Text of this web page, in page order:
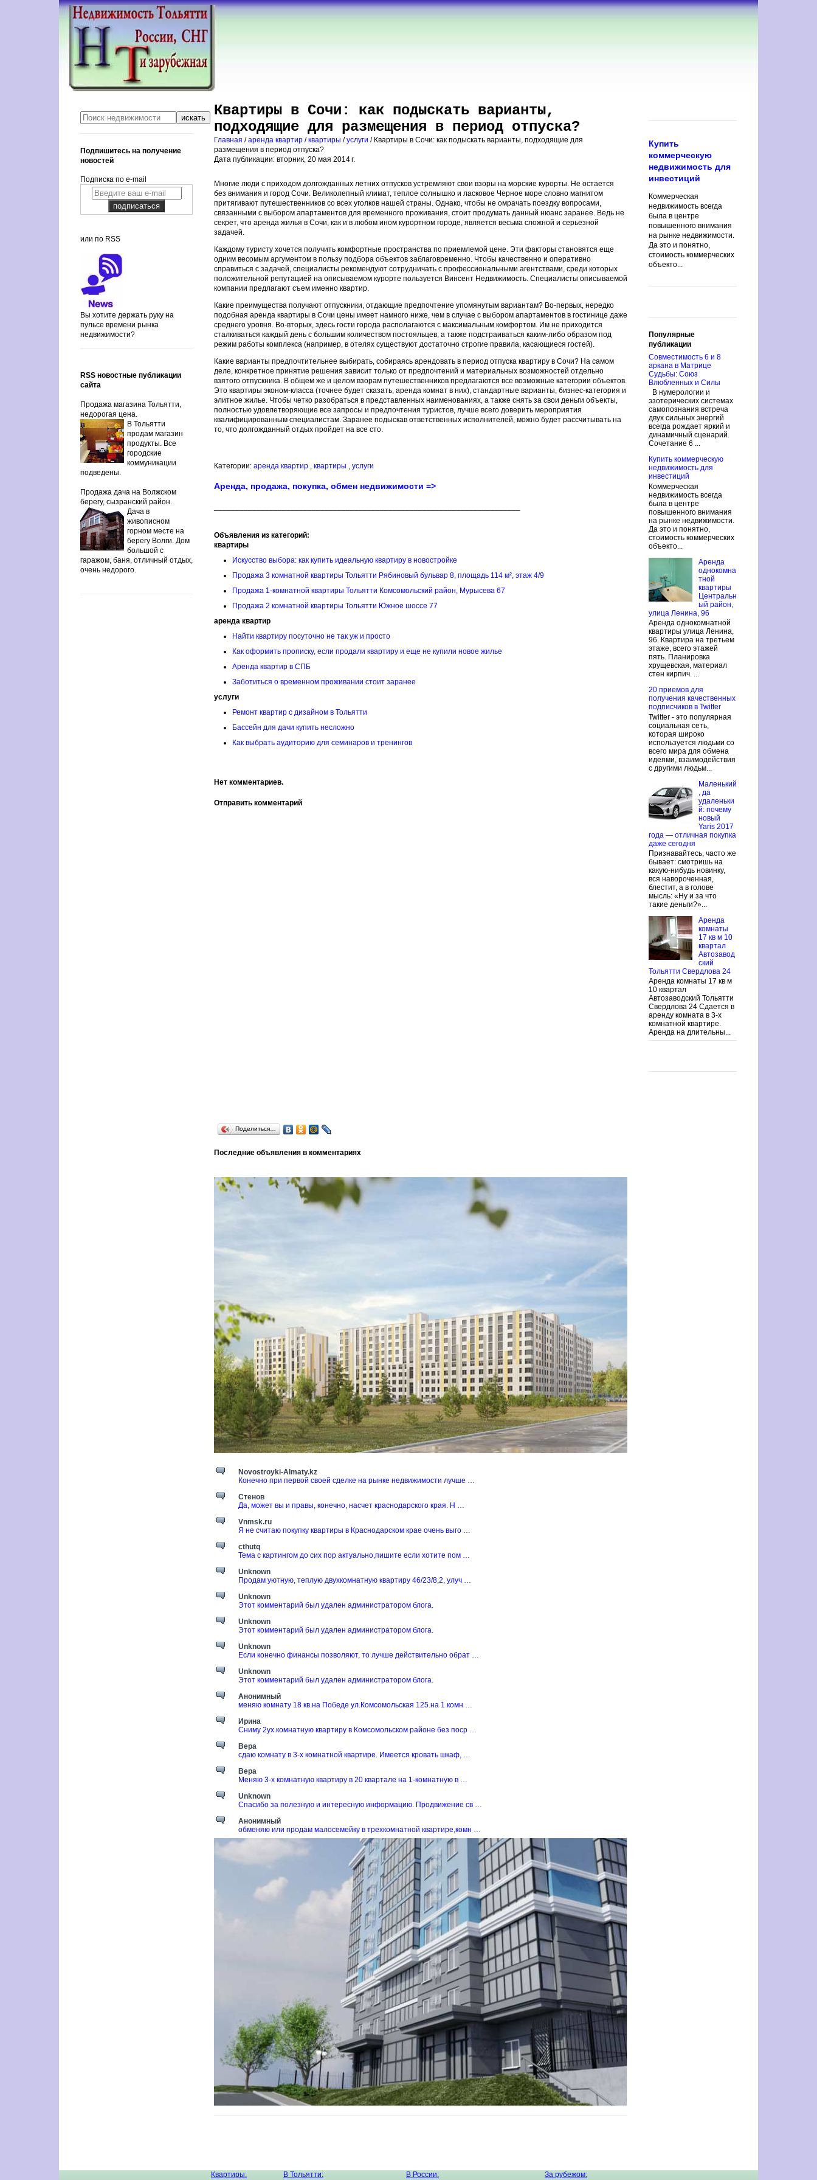
Квартиры в Сочи: как подыскать варианты,
подходящие для размещения в период отпуска?
Главная /аренда квартир /квартиры /услуги / Квартиры в Сочи: как подыскать варианты, подходящие для
размещения в период отпуска?
Дата публикации: вторник, 20 мая 2014 г.
Многие люди с приходом долгожданных летних отпусков устремляют свои взоры на морские курорты. Не остается
без внимания и город Сочи. Великолепный климат, теплое солнышко и ласковое Черное море словно магнитом
притягивают путешественников со всех уголков нашей страны. Однако, чтобы не омрачать поездку вопросами,
связанными с выбором апартаментов для временного проживания, стоит продумать данный нюанс заранее. Ведь не
секрет, что аренда жилья в Сочи, как и в любом ином курортном городе, является весьма сложной и серьезной
задачей.
Каждому туристу хочется получить комфортные пространства по приемлемой цене. Эти факторы становятся еще
одним весомым аргументом в пользу подбора объектов заблаговременно. Чтобы качественно и оперативно
справиться с задачей, специалисты рекомендуют сотрудничать с профессиональными агентствами, среди которых
положительной репутацией на описываемом курорте пользуется Винсент Недвижимость. Специалисты описываемой
компании предлагают съем именно квартир.
Какие преимущества получают отпускники, отдающие предпочтение упомянутым вариантам? Во-первых, нередко
подобная аренда квартиры в Сочи цены имеет намного ниже, чем в случае с выбором апартаментов в гостинице даже
среднего уровня. Во-вторых, здесь гости города располагаются с максимальным комфортом. Им не приходится
сталкиваться каждый день с большим количеством постояльцев, а также подстраиваться каким-либо образом под
режим работы комплекса (например, в отелях существуют достаточно строгие правила, касающиеся гостей).
Какие варианты предпочтительнее выбирать, собираясь арендовать в период отпуска квартиру в Сочи? На самом
деле, конкретное принятие решения зависит только от предпочтений и материальных возможностей отдельно
взятого отпускника. В общем же и целом взорам путешественников предлагаются все возможные категории объектов.
Это квартиры эконом-класса (точнее будет сказать, аренда комнат в них), стандартные варианты, бизнес-категория и
элитное жилье. Чтобы четко разобраться в представленных наименованиях, а также снять за свои деньги объекты,
полностью удовлетворяющие все запросы и предпочтения туристов, лучше всего доверить мероприятия
квалифицированным специалистам. Заранее подыскав ответственных исполнителей, можно будет рассчитывать на
то, что долгожданный отдых пройдет на все сто.
Категории: аренда квартир , квартиры , услуги
Аренда, продажа, покупка, обмен недвижимости =>
Объявления из категорий:
квартиры
Искусство выбора: как купить идеальную квартиру в новостройке
Продажа 3 комнатной квартиры Тольятти Рябиновый бульвар 8, площадь 114 м², этаж 4/9
Продажа 1-комнатной квартиры Тольятти Комсомольский район, Мурысева 67
Продажа 2 комнатной квартиры Тольятти Южное шоссе 77
аренда квартир
Найти квартиру посуточно не так уж и просто
Как оформить прописку, если продали квартиру и еще не купили новое жилье
Аренда квартир в СПБ
Заботиться о временном проживании стоит заранее
услуги
Ремонт квартир с дизайном в Тольятти
Бассейн для дачи купить несложно
Как выбрать аудиторию для семинаров и тренингов
Нет комментариев.
Отправить комментарий
Поделиться…
Последние объявления в комментариях
Novostroyki-Almaty.kz
Конечно при первой своей сделке на рынке недвижимости лучше …
Стенов
Да, может вы и правы, конечно, насчет краснодарского края. Н …
Vnmsk.ru
Я не считаю покупку квартиры в Краснодарском крае очень выго …
cthutq
Тема с картингом до сих пор актуально,пишите если хотите пом …
Unknown
Продам уютную, теплую двухкомнатную квартиру 46/23/8,2, улуч …
Unknown
Этот комментарий был удален администратором блога.
Unknown
Этот комментарий был удален администратором блога.
Unknown
Если конечно финансы позволяют, то лучше действительно обрат …
Unknown
Этот комментарий был удален администратором блога.
Анонимный
меняю комнату 18 кв.на Победе ул.Комсомольская 125.на 1 комн …
Ирина
Сниму 2ух.комнатную квартиру в Комсомольском районе без поср …
Вера
сдаю комнату в 3-х комнатной квартире. Имеется кровать шкаф, …
Вера
Меняю 3-х комнатную квартиру в 20 квартале на 1-комнатную в …
Unknown
Спасибо за полезную и интересную информацию. Продвижение св …
Анонимный
обменяю или продам малосемейку в трехкомнатной квартире,комн …
Подпишитесь на получение
новостей
Подписка по e-mail
или по RSS
Вы хотите держать руку на
пульсе времени рынка
недвижимости?
RSS новостные публикации
сайта
Продажа магазина Тольятти,
недорогая цена.
В Тольятти
продам магазин
продукты. Все
городские
коммуникации
подведены.
Продажа дача на Волжском
берегу, сызранский район.
Дача в
живописном
горном месте на
берегу Волги. Дом
большой с
гаражом, баня, отличный отдых,
очень недорого.
Купить
коммерческую
недвижимость для
инвестиций
Коммерческая
недвижимость всегда
была в центре
повышенного внимания
на рынке недвижимости.
Да это и понятно,
стоимость коммерческих
объекто...
Популярные
публикации
Совместимость 6 и 8
аркана в Матрице
Судьбы: Союз
Влюбленных и Силы
В нумерологии и
эзотерических системах
самопознания встреча
двух сильных энергий
всегда рождает яркий и
динамичный сценарий.
Сочетание 6 ...
Купить коммерческую
недвижимость для
инвестиций
Коммерческая
недвижимость всегда
была в центре
повышенного внимания
на рынке недвижимости.
Да это и понятно,
стоимость коммерческих
объекто...
Аренда
однокомна
тной
квартиры
Центральн
ый район,
улица Ленина, 96
Аренда однокомнатной
квартиры улица Ленина,
96. Квартира на третьем
этаже, всего этажей
пять. Планировка
хрущевская, материал
стен кирпич. ...
20 приемов для
получения качественных
подписчиков в Twitter
Twitter - это популярная
социальная сеть,
которая широко
используется людьми со
всего мира для обмена
идеями, взаимодействия
с другими людьм...
Маленький
, да
удаленьки
й: почему
новый
Yaris 2017
года — отличная покупка
даже сегодня
Признавайтесь, часто же
бывает: смотришь на
какую-нибудь новинку,
вся навороченная,
блестит, а в голове
мысль: «Ну и за что
такие деньги?»...
Аренда
комнаты
17 кв м 10
квартал
Автозавод
ский
Тольятти Свердлова 24
Аренда комнаты 17 кв м
10 квартал
Автозаводский Тольятти
Свердлова 24 Сдается в
аренду комната в 3-х
комнатной квартире.
Аренда на длительны...
Квартиры: В Тольятти: В России: За рубежом: